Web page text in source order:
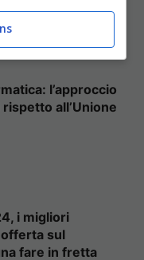
l’approccio
all’Unione
i migliori
sul
fare in fretta